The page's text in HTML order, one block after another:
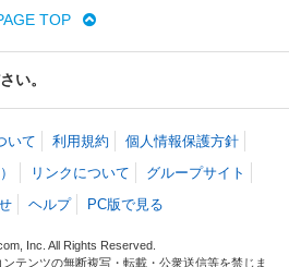
TOP
い。
いて 利用規約
個人情報保護方針
リンクについて
グループサイト
ヘルプ PC版で見る
Inc. All Rights Reserved.
テンツの無断複写・転載・公衆送信等を禁じま